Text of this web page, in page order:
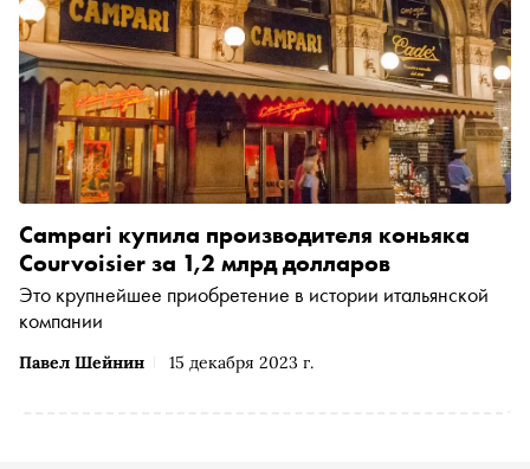
Павел Шейнин 15 декабря 2023 г.
Campari купила производителя коньяка
Courvoisier за 1,2 млрд долларов
Это крупнейшее приобретение в истории итальянской
компании